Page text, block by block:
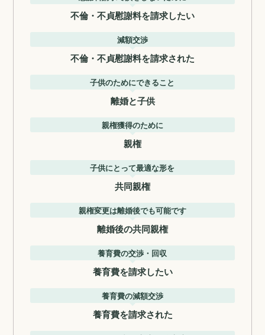
不倫・不貞慰謝料を請求したい
減額交渉
不倫・不貞慰謝料を請求された
子供のためにできること
離婚と子供
親権獲得のために
親権
子供にとって最適な形を
共同親権
親権変更は離婚後でも可能です
離婚後の共同親権
養育費の交渉・回収
養育費を請求したい
養育費の減額交渉
養育費を請求された